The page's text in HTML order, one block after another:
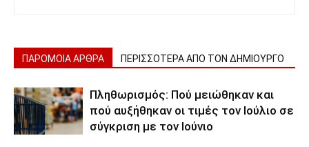
ΠΑΡΟΜΟΙΑ ΑΡΘΡΑ ΠΕΡΙΣΣΟΤΕΡΑ ΑΠΟ ΤΟΝ ΔΗΜΙΟΥΡΓΟ
Πληθωρισμός: Πού μειώθηκαν και
πού αυξήθηκαν οι τιμές τον Ιούλιο σε
σύγκριση με τον Ιούνιο